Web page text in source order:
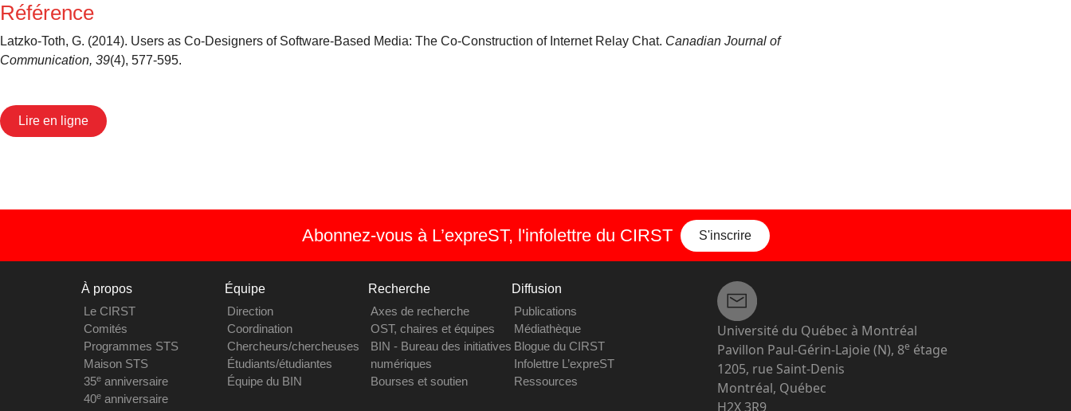
Référence
Latzko-Toth, G. (2014). Users as Co-Designers of Software-Based Media: The Co-Construction of Internet Relay Chat. Canadian Journal of
Communication, 39(4), 577-595.
Lire en ligne
Abonnez-vous à L’expreST, l'infolettre du CIRST S'inscrire
À propos
Le CIRST
Comités
Programmes STS
Maison STS
35eanniversaire
40eanniversaire
Équipe
Direction
Coordination
Chercheurs/chercheuses
Étudiants/étudiantes
Équipe du BIN
Recherche
Axes de recherche
OST, chaires et équipes
BIN - Bureau des initiatives
numériques
Bourses et soutien
Diffusion
Publications
Médiathèque
Blogue du CIRST
Infolettre L’expreST
Ressources
Université du Québec à Montréal
Pavillon Paul-Gérin-Lajoie (N), 8e étage
1205, rue Saint-Denis
Montréal, Québec
H2X 3R9